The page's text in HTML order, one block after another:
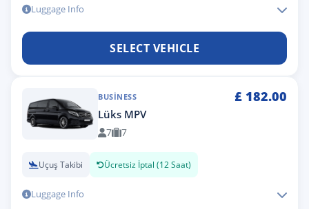
Luggage Info
SELECT VEHICLE
BUSINESS £ 182.00
Lüks MPV
7 7
Uçuş Takibi Ücretsiz İptal (12 Saat)
Luggage Info